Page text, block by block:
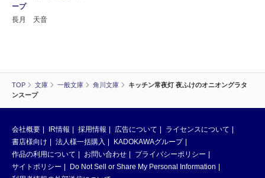
TOP 文庫 一般文庫 角川文庫
キッチン常夜灯 夜ふけのオニオングラタ
ンスープ
ープ
長月 天音
会社概要 IR情報 採用情報 広告について
ライセンスについて
書店様向け
法人様一括購入
KADOKAWAグループ
作品の利用について
お問い合わせ
プライバシーポリシー
サイトポリシー
Do Not Sell or Share My Personal Information